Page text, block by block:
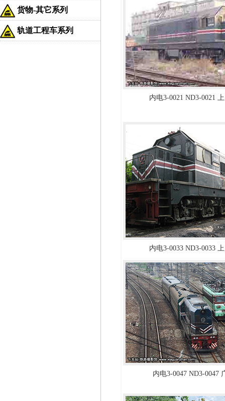
货物-其它系列
轨道工程车系列
内电3-0021 ND3-0021
内电3-0033 ND3-0033
内电3-0047 ND3-0047